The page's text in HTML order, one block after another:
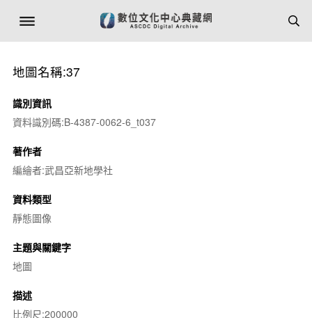
地圖名稱:37
識別資訊
資料識別碼:B-4387-0062-6_t037
著作者
編繪者:武昌亞新地學社
資料類型
靜態圖像
主題與關鍵字
地圖
描述
比例尺:200000